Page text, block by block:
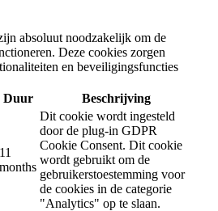
absoluut noodzakelijk om de
Deze cookies zorgen
en beveiligingsfuncties
Duur Beschrijving
11
months
Dit cookie wordt ingesteld
door de plug-in GDPR
Cookie Consent. Dit cookie
wordt gebruikt om de
gebruikerstoestemming voor
de cookies in de categorie
"Analytics" op te slaan.